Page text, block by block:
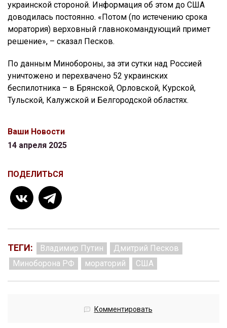
украинской стороной. Информация об этом до США
доводилась постоянно. «Потом (по истечению срока
моратория) верховный главнокомандующий примет
решение», – сказал Песков.
По данным Минобороны, за эти сутки над Россией
уничтожено и перехвачено 52 украинских
беспилотника – в Брянской, Орловской, Курской,
Тульской, Калужской и Белгородской областях.
Ваши Новости
14 апреля 2025
ПОДЕЛИТЬСЯ
ТЕГИ: Владимир Путин
Дмитрий Песков
Миноборона РФ
мораторий США
Комментировать